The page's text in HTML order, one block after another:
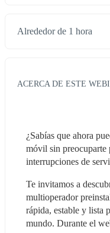
Alrededor de 1 hora
ACERCA DE ESTE
¿Sabías que ahora
móvil sin preocuparte
interrupciones de
Te invitamos a
multioperador
rápida, estable y lista
mundo. Durante el